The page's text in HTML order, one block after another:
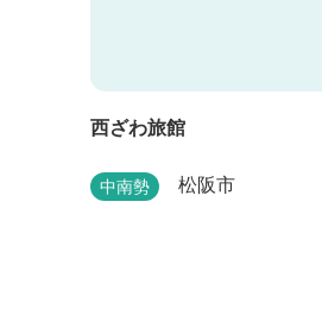
西ざわ旅館
中南勢 松阪市